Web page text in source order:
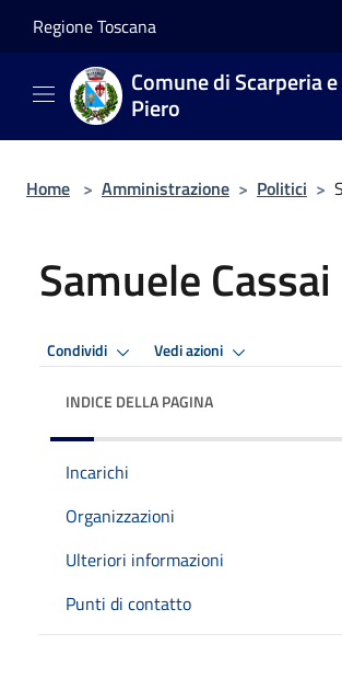
Regione Toscana
Comune di Scarperia e
Piero
Home > Amministrazione > Politici >
Samuele Cassai
Condividi Vedi azioni
INDICE DELLA PAGINA
Incarichi
Organizzazioni
Ulteriori informazioni
Punti di contatto